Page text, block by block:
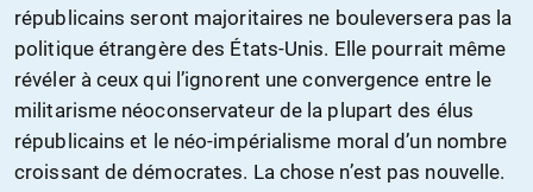
républicains seront majoritaires ne bouleversera pas la
politique étrangère des États-Unis. Elle pourrait même
révéler à ceux qui l’ignorent une convergence entre le
militarisme néoconservateur de la plupart des élus
républicains et le néo-impérialisme moral d’un nombre
croissant de démocrates. La chose n’est pas nouvelle.